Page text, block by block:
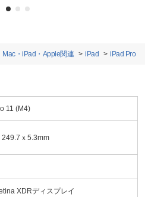
Mac・iPad・Apple関連 iPad iPad Pro
11 (M4)
249.7ｘ5.3mm
XDRディスプレイ